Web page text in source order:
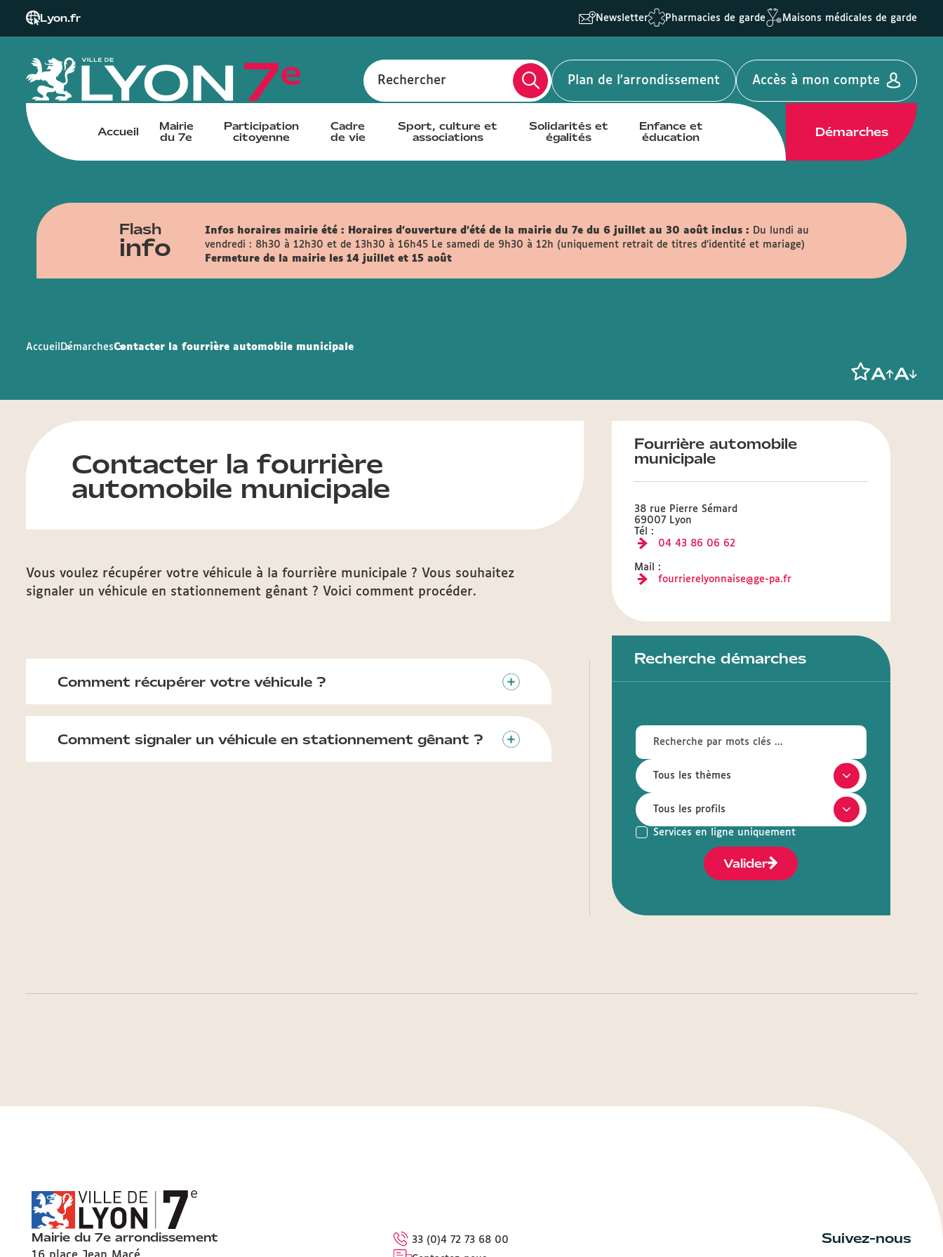
Lyon.fr Newsletter Pharmacies de garde Maisons médicales de garde
Rechercher Plan de l'arrondissement Accès à mon compte
Accueil
Mairie
du 7e
Participation
citoyenne
Cadre
de vie
Sport, culture et
associations
Solidarités et
égalités
Enfance et
éducation
Démarches
Flash
info
Infos horaires mairie été : Horaires d'ouverture d'été de la mairie du 7e du 6 juillet au 30 août inclus :
Du lundi au
vendredi : 8h30 à 12h30 et de 13h30 à 16h45 Le samedi de 9h30 à 12h (uniquement retrait de titres d'identité et mariage)
Fermeture de la mairie les 14 juillet et 15 août
Accueil DémarchesContacter la fourrière automobile municipale
Contacter la fourrière
automobile municipale
Vous voulez récupérer votre véhicule à la fourrière municipale ? Vous souhaitez
signaler un véhicule en stationnement gênant ? Voici comment procéder.
Comment récupérer votre véhicule ?
Comment signaler un véhicule en stationnement gênant ?
Fourrière automobile
municipale
38 rue Pierre Sémard
69007 Lyon
Tél :
04 43 86 06 62
Mail :
fourrierelyonnaise@ge-pa.fr
Recherche démarches
Services en ligne uniquement
Valider
Mairie du 7e arrondissement
33 (0)4 72 73 68 00
Suivez-nous